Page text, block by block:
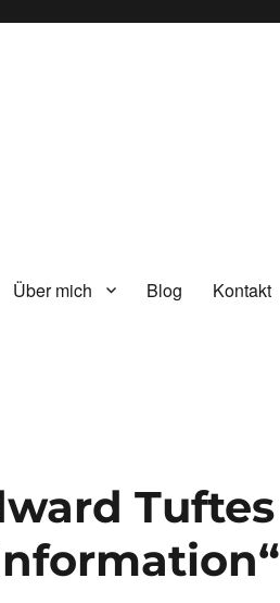
Über mich Blog Kontakt
Tuftes